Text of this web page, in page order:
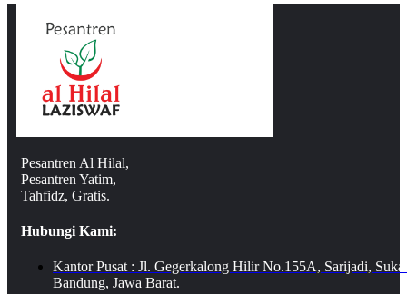
Pesantren Al Hilal,
Pesantren Yatim,
Tahfidz, Gratis.
Hubungi Kami:
Kantor Pusat : Jl. Gegerkalong Hilir No.155A, Sarijadi,
Bandung, Jawa Barat.